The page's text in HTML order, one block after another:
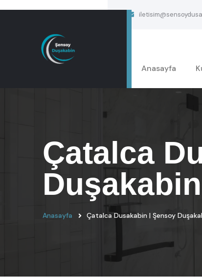
Anasayfa
Çatalca
Duşakabin
Anasayfa Çatalca Dusakabin | Şensoy